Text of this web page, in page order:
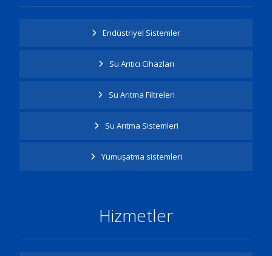
Endüstriyel Sistemler
Su Arıtıcı Cihazları
Su Arıtma Filtreleri
Su Arıtma Sistemleri
Yumuşatma sistemleri
Hizmetler